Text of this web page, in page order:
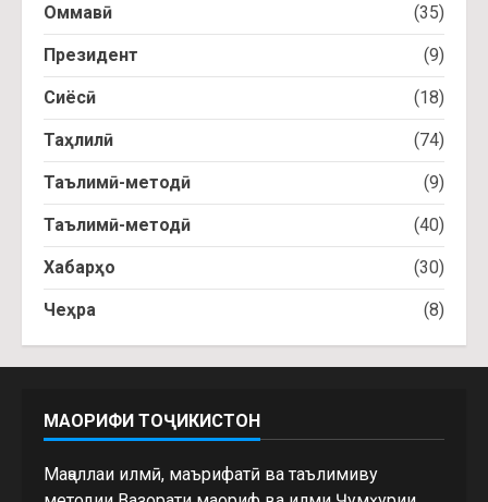
Оммавӣ (35)
Президент (9)
Сиёсӣ (18)
Таҳлилӣ (74)
Таълимӣ-методӣ (9)
Таълимӣ-методӣ (40)
Хабарҳо (30)
Чеҳра (8)
МАОРИФИ ТОҶИКИСТОН
Маҷаллаи илмӣ, маърифатӣ ва таълимиву